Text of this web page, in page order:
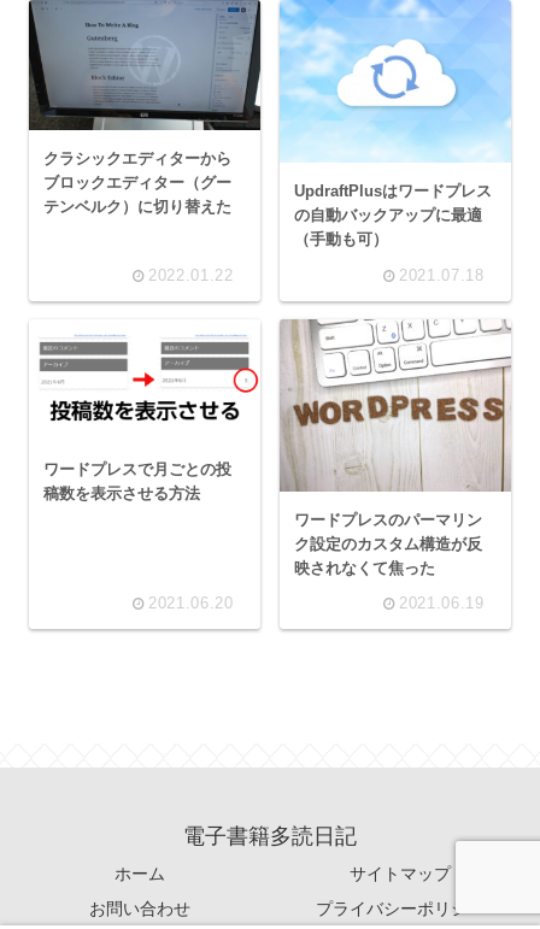
クラシックエディターから
ブロックエディター（グー
テンベルク）に切り替えた
2022.01.22
UpdraftPlusはワードプレス
の自動バックアップに最適
（手動も可）
2021.07.18
ワードプレスで月ごとの投
稿数を表示させる方法
2021.06.20
ワードプレスのパーマリン
ク設定のカスタム構造が反
映されなくて焦った
2021.06.19
電子書籍多読日記
ホーム
サイトマップ
お問い合わせ
プライバシーポリシー